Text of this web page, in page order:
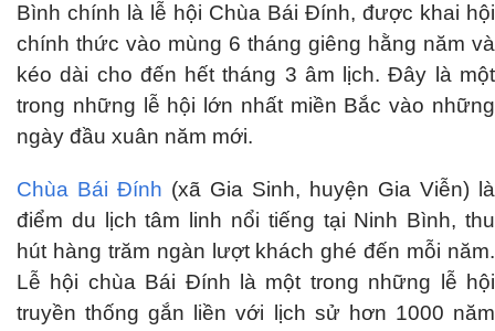
Bình chính là lễ hội Chùa Bái Đính, được khai hội
chính thức vào mùng 6 tháng giêng hằng năm và
kéo dài cho đến hết tháng 3 âm lịch. Đây là một
trong những lễ hội lớn nhất miền Bắc vào những
ngày đầu xuân năm mới.
Chùa Bái Đính (xã Gia Sinh, huyện Gia Viễn) là
điểm du lịch tâm linh nổi tiếng tại Ninh Bình, thu
hút hàng trăm ngàn lượt khách ghé đến mỗi năm.
Lễ hội chùa Bái Đính là một trong những lễ hội
truyền thống gắn liền với lịch sử hơn 1000 năm